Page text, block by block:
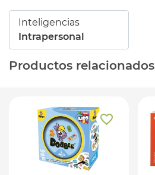
Inteligencias
Intrapersonal
Productos relacionados